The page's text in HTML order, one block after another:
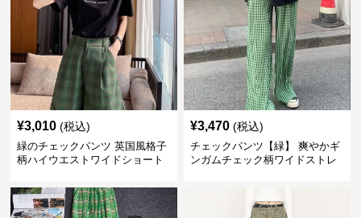
¥3,010 (税込)
緑のチェックパンツ 英国風格子
柄ハイウエストワイドショート
¥3,470 (税込)
チェックパンツ【緑】 爽やかギ
ンガムチェック柄ワイドストレ